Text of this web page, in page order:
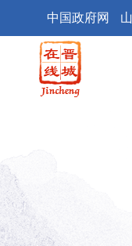
中国政府网